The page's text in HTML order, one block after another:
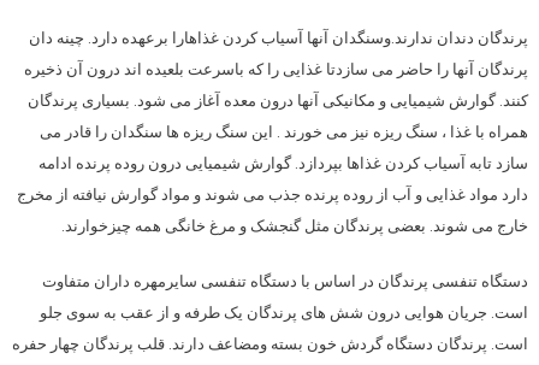
پرندگان دندان ندارند.وسنگدان آنها آسیاب کردن غذاهارا برعهده دارد. چینه دان
پرندگان آنها را حاضر می سازدتا غذایی را که باسرعت بلعیده اند درون آن ذخیره
کنند. گوارش شیمیایی و مکانیکی آنها درون معده آغاز می شود. بسیاری پرندگان
همراه با غذا ، سنگ ریزه نیز می خورند . این سنگ ریزه ها سنگدان را قادر می
سازد تابه آسیاب کردن غذاها بپردازد. گوارش شیمیایی درون روده پرنده ادامه
دارد مواد غذایی و آب از روده پرنده جذب می شوند و مواد گوارش نیافته از مخرج
خارج می شوند. بعضی پرندگان مثل گنجشک و مرغ خانگی همه چیزخوارند.
دستگاه تنفسی پرندگان در اساس با دستگاه تنفسی سایرمهره داران متفاوت
است. جریان هوایی درون شش های پرندگان یک طرفه و از عقب به سوی جلو
است. پرندگان دستگاه گردش خون بسته ومضاعف دارند. قلب پرندگان چهار حفره